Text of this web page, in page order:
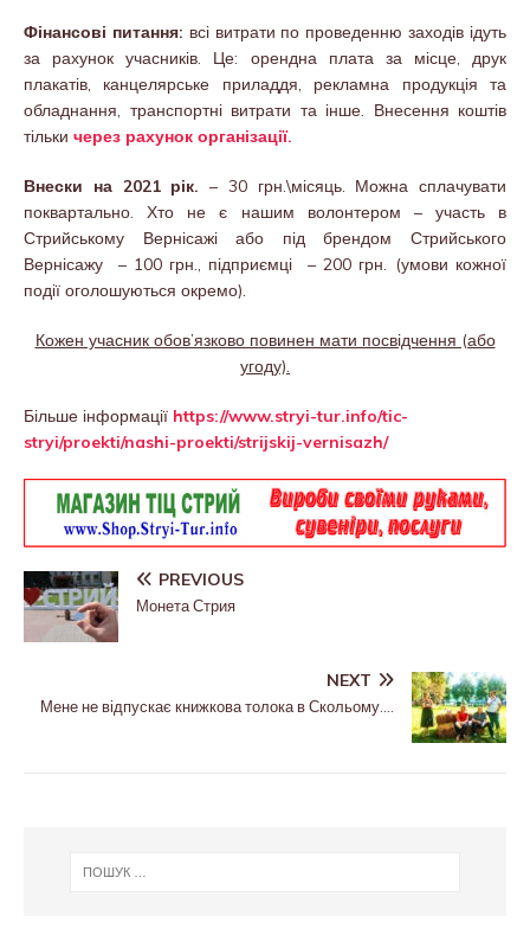
Фінансові питання: всі витрати по проведенню заходів ідуть
за рахунок учасників. Це: орендна плата за місце, друк
плакатів, канцелярське приладдя, рекламна продукція та
обладнання, транспортні витрати та інше. Внесення коштів
тільки через рахунок організації.
Внески на 2021 рік. – 30 грн.\місяць. Можна сплачувати
поквартально. Хто не є нашим волонтером – участь в
Стрийському Вернісажі або під брендом Стрийського
Вернісажу – 100 грн., підприємці – 200 грн. (умови кожної
події оголошуються окремо).
Кожен учасник обов’язково повинен мати посвідчення (або
угоду).
Більше інформації https://www.stryi-tur.info/tic-
stryi/proekti/nashi-proekti/strijskij-vernisazh/
PREVIOUS
Монета Стрия
NEXT
Мене не відпускає книжкова толока в Скольому….